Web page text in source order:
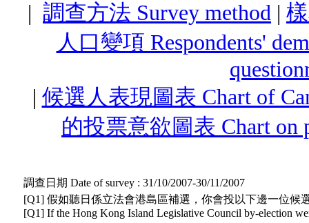
| 調查方法 Survey method |
人口變項 Respondents'
| 候選人表現圖表 Chart of
的投票意欲圖表 Chart on
調查日期 Date of survey : 31/10/2007-30/11/2007
[Q1] 假如聽日係立法會港島區補選，你會投以下邊一位候
[Q1] If the Hong Kong Island Legislative Council by-election